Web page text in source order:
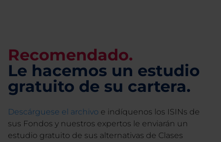
Recomendado.
Le hacemos un estudio
gratuito de su cartera.
Descárguese el archivo e indíquenos los ISINs de
sus Fondos y nuestros expertos le enviarán un
estudio gratuito de sus alternativas de Clases